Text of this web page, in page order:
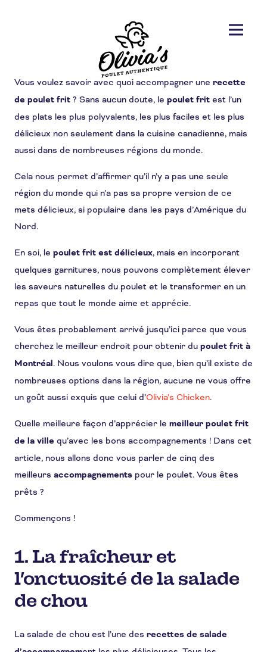
Vous voulez savoir avec quoi accompagner une recette
de poulet frit ? Sans aucun doute, le poulet frit est l’un
des plats les plus polyvalents, les plus faciles et les plus
délicieux non seulement dans la cuisine canadienne, mais
aussi dans de nombreuses régions du monde.
Cela nous permet d’affirmer qu’il n’y a pas une seule
région du monde qui n’a pas sa propre version de ce
mets délicieux, si populaire dans les pays d’Amérique du
Nord.
En soi, le poulet frit est délicieux, mais en incorporant
quelques garnitures, nous pouvons complètement élever
les saveurs naturelles du poulet et le transformer en un
repas que tout le monde aime et apprécie.
Vous êtes probablement arrivé jusqu’ici parce que vous
cherchez le meilleur endroit pour obtenir du poulet frit à
Montréal. Nous voulons vous dire que, bien qu’il existe de
nombreuses options dans la région, aucune ne vous offre
un goût aussi exquis que celui d’Olivia’s Chicken.
Quelle meilleure façon d’apprécier le meilleur poulet frit
de la ville qu’avec les bons accompagnements ! Dans cet
article, nous allons donc vous parler de cinq des
meilleurs accompagnements pour le poulet. Vous êtes
prêts ?
Commençons !
1. La fraîcheur et
l’onctuosité de la salade
de chou
La salade de chou est l’une des recettes de salade